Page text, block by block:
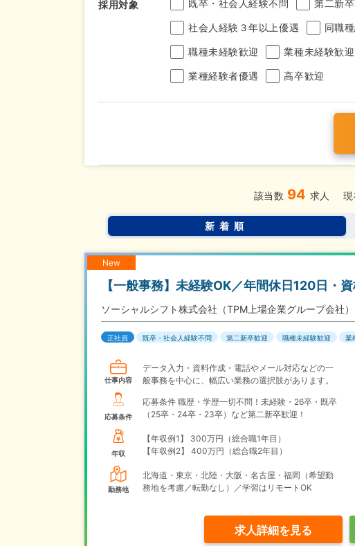
採用対象 既卒・社会人経験不問 第二新
社会人経験３年以上優遇 同職
職種未経験歓迎 業種未経験歓迎
業種経験者優遇 高卒歓迎
完全週休2日制 年間休日120日
土日面接OK 書類選考なし
該当数 94 求人
新着順
New
【一般事務】未経験OK／年間休日120日・
ソーシャルシフト株式会社（TPM上場企業グループ会社）
正社員 既卒・社会人経験不問 第二新卒歓迎 職種未経験歓迎 業
仕事内容
データ入力・資料作成・電話やメール対応などの一
般事務を中心に、幅広い業務の選択肢があります。
応募条件
応募条件 職歴・学歴一切不問！未経験・26卒・既卒
（25卒・24卒・23卒）など第二新卒歓迎！
年収
【年収例1】
300万円（総合職1年目）
【年収例2】
400万円（総合職2年目）
勤務地
北海道・東京・北陸・大阪・名古屋・福岡（希望勤
務地を考慮／転勤なし）／学習はリモートOK
求人詳細を見る